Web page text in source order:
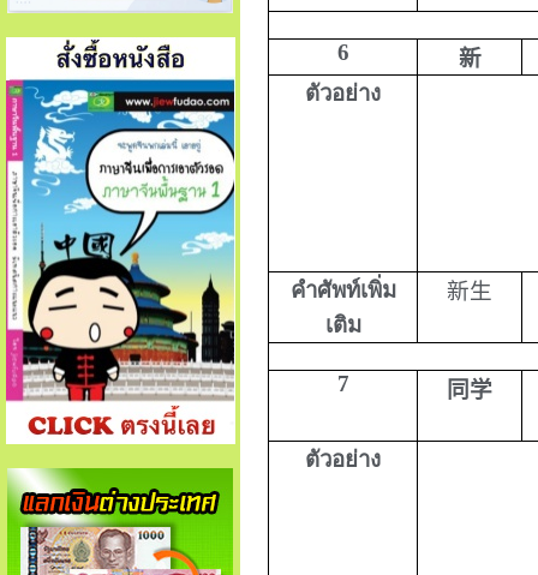
6
新
ตัวอย่าง
คำศัพท์เพิ่ม
เติม
新生
7 同学
ตัวอย่าง